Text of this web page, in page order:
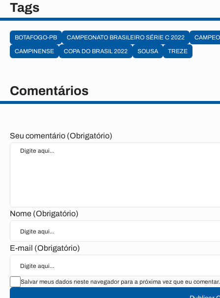
Tags
BOTAFOGO-PB CAMPEONATO BRASILEIRO SÉRIE C 2022
CAMPINENSE
COPA DO BRASIL 2022 SOUSA TREZE
Comentários
Seu comentário (Obrigatório)
Nome (Obrigatório)
E-mail (Obrigatório)
Salvar meus dados neste navegador para a próxima vez que eu comentar.